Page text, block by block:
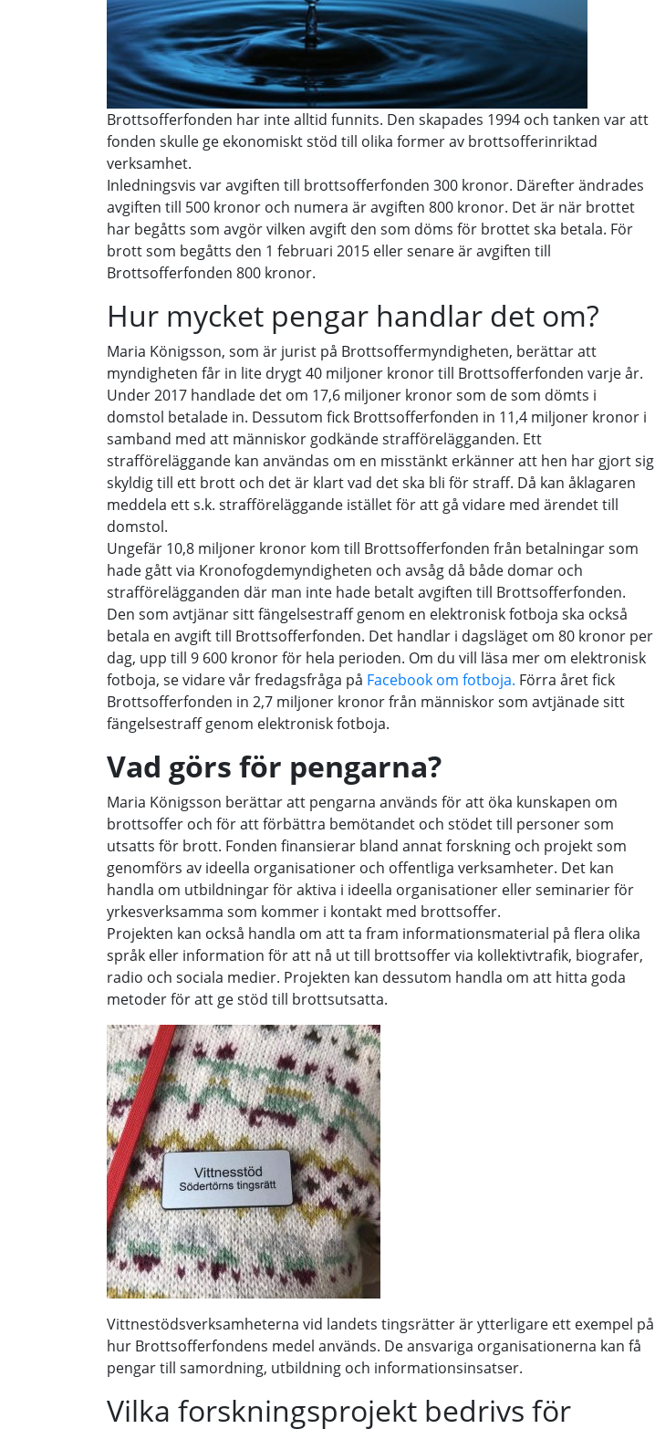
Brottsofferfonden har inte alltid funnits. Den skapades 1994 och tanken var att
fonden skulle ge ekonomiskt stöd till olika former av brottsofferinriktad
verksamhet.
Inledningsvis var avgiften till brottsofferfonden 300 kronor. Därefter ändrades
avgiften till 500 kronor och numera är avgiften 800 kronor. Det är när brottet
har begåtts som avgör vilken avgift den som döms för brottet ska betala. För
brott som begåtts den 1 februari 2015 eller senare är avgiften till
Brottsofferfonden 800 kronor.
Hur mycket pengar handlar det om?
Maria Königsson, som är jurist på Brottsoffermyndigheten, berättar att
myndigheten får in lite drygt 40 miljoner kronor till Brottsofferfonden varje år.
Under 2017 handlade det om 17,6 miljoner kronor som de som dömts i
domstol betalade in. Dessutom fick Brottsofferfonden in 11,4 miljoner kronor i
samband med att människor godkände strafförelägganden. Ett
strafföreläggande kan användas om en misstänkt erkänner att hen har gjort sig
skyldig till ett brott och det är klart vad det ska bli för straff. Då kan åklagaren
meddela ett s.k. strafföreläggande istället för att gå vidare med ärendet till
domstol.
Ungefär 10,8 miljoner kronor kom till Brottsofferfonden från betalningar som
hade gått via Kronofogdemyndigheten och avsåg då både domar och
strafförelägganden där man inte hade betalt avgiften till Brottsofferfonden.
Den som avtjänar sitt fängelsestraff genom en elektronisk fotboja ska också
betala en avgift till Brottsofferfonden. Det handlar i dagsläget om 80 kronor per
dag, upp till 9 600 kronor för hela perioden. Om du vill läsa mer om elektronisk
fotboja, se vidare vår fredagsfråga på Facebook om fotboja. Förra året fick
Brottsofferfonden in 2,7 miljoner kronor från människor som avtjänade sitt
fängelsestraff genom elektronisk fotboja.
Vad görs för pengarna?
Maria Königsson berättar att pengarna används för att öka kunskapen om
brottsoffer och för att förbättra bemötandet och stödet till personer som
utsatts för brott. Fonden finansierar bland annat forskning och projekt som
genomförs av ideella organisationer och offentliga verksamheter. Det kan
handla om utbildningar för aktiva i ideella organisationer eller seminarier för
yrkesverksamma som kommer i kontakt med brottsoffer.
Projekten kan också handla om att ta fram informationsmaterial på flera olika
språk eller information för att nå ut till brottsoffer via kollektivtrafik, biografer,
radio och sociala medier. Projekten kan dessutom handla om att hitta goda
metoder för att ge stöd till brottsutsatta.
Vittnestödsverksamheterna vid landets tingsrätter är ytterligare ett exempel på
hur Brottsofferfondens medel används. De ansvariga organisationerna kan få
pengar till samordning, utbildning och informationsinsatser.
Vilka forskningsprojekt bedrivs för